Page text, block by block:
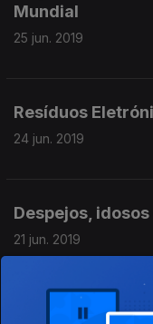
Mundial
25 jun. 2019
Resíduos
24 jun. 2019
Despejos,
21 jun. 2019
eCO2 Blocks -